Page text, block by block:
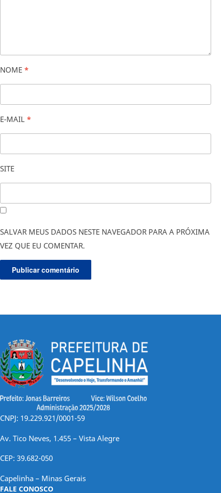
NOME *
E-MAIL *
SITE
SALVAR MEUS DADOS NESTE NAVEGADOR PARA A PRÓXIMA
VEZ QUE EU COMENTAR.
CNPJ: 19.229.921/0001-59
Av. Tico Neves, 1.455 – Vista Alegre
CEP: 39.682-050
Capelinha – Minas Gerais
FALE CONOSCO